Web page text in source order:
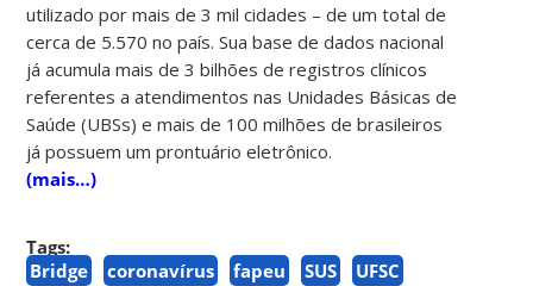
utilizado por mais de 3 mil cidades – de um total de
cerca de 5.570 no país. Sua base de dados nacional
já acumula mais de 3 bilhões de registros clínicos
referentes a atendimentos nas Unidades Básicas de
Saúde (UBSs) e mais de 100 milhões de brasileiros
já possuem um prontuário eletrônico.
(mais…)
Tags:
Bridge
coronavírus fapeu SUS UFSC